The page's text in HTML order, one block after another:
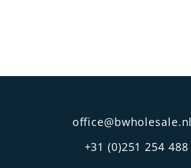
office@bwholesale.nl
+31 (0)251 254 488